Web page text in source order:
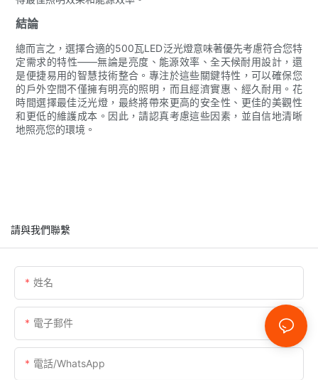
結論
總而言之，選擇合適的500瓦LED泛光燈意味著優先考慮符合您特
定需求的特性——無論是亮度、能源效率、全天候耐用設計，還
是便捷易用的智慧技術整合。專注於這些關鍵特性，可以確保您
的戶外空間不僅擁有明亮的照明，而且經濟實惠、經久耐用。花
時間選擇最佳泛光燈，最終將帶來更高的安全性、更佳的美觀性
和更低的維護成本。因此，請認真考慮這些因素，並自信地清晰
地照亮您的環境。
請與我們聯繫
姓名
電子郵件
電話/WhatsApp